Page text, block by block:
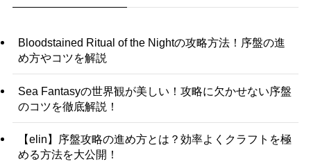
Bloodstained Ritual of the Nightの攻略方法！序盤の進
め方やコツを解説
Sea Fantasyの世界観が美しい！攻略に欠かせない序盤
のコツを徹底解説！
【elin】序盤攻略の進め方とは？効率よくクラフトを極
める方法を大公開！